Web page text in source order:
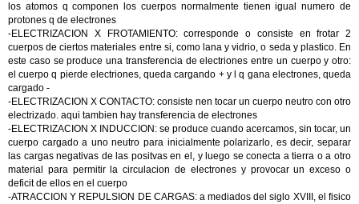
los atomos q componen los cuerpos normalmente tienen igual numero de
protones q de electrones
-ELECTRIZACION X FROTAMIENTO: corresponde o consiste en frotar 2
cuerpos de ciertos materiales entre si, como lana y vidrio, o seda y plastico. En
este caso se produce una transferencia de electriones entre un cuerpo y otro:
el cuerpo q pierde electriones, queda cargando + y l q gana electrones, queda
cargado -
-ELECTRIZACION X CONTACTO: consiste nen tocar un cuerpo neutro con otro
electrizado. aqui tambien hay transferencia de electrones
-ELECTRIZACION X INDUCCION: se produce cuando acercamos, sin tocar, un
cuerpo cargado a uno neutro para inicialmente polarizarlo, es decir, separar
las cargas negativas de las positvas en el, y luego se conecta a tierra o a otro
material para permitir la circulacion de electrones y provocar un exceso o
deficit de ellos en el cuerpo
-ATRACCION Y REPULSION DE CARGAS: a mediados del siglo XVIII, el fisico